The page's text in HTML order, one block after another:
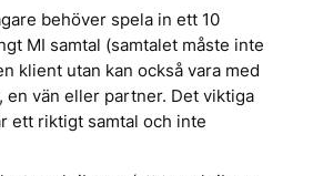
behöver spela in ett 10
MI samtal (samtalet måste inte
klient utan kan också vara med
en vän eller partner. Det viktiga
ett riktigt samtal och inte